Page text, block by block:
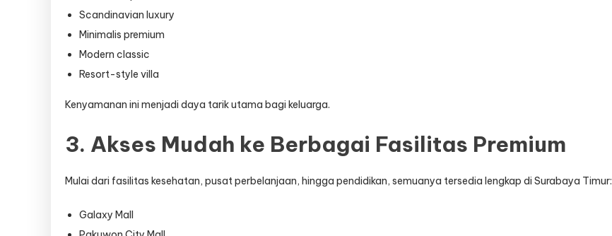
Scandinavian luxury
Minimalis premium
Modern classic
Resort-style villa
Kenyamanan ini menjadi daya tarik utama bagi keluarga.
3. Akses Mudah ke Berbagai Fasilitas Premium
Mulai dari fasilitas kesehatan, pusat perbelanjaan, hingga pendidikan, semuanya tersedia lengkap di Surabaya Timur:
Galaxy Mall